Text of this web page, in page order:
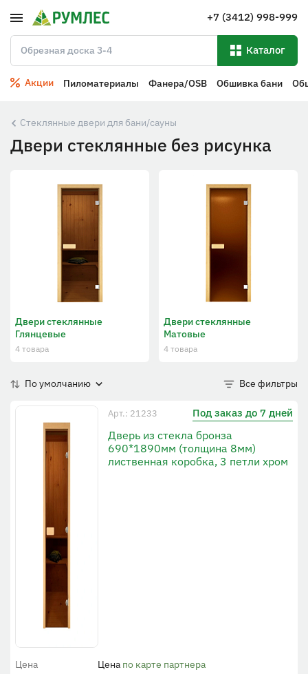
+7 (3412) 998-999
Каталог
Акции Пиломатериалы Фанера/OSB Обшивка бани
Стеклянные двери для бани/сауны
Двери стеклянные без рисунка
Двери стеклянные
Глянцевые
4 товара
Двери стеклянные
Матовые
4 товара
По умолчанию Все фильтры
Арт.: 21233 Под заказ до 7 дней
Дверь из стекла бронза
690*1890мм (толщина 8мм)
лиственная коробка, 3 петли хром
Цена Цена по карте партнера